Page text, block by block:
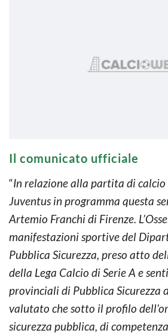
Il comunicato ufficiale
“In relazione alla partita di
Juventus in programma questa
Artemio Franchi di Firenze.
manifestazioni sportive del
Pubblica Sicurezza, preso atto
della Lega Calcio di Serie A e
provinciali di Pubblica Sicurezza
valutato che sotto il profilo
sicurezza pubblica, di